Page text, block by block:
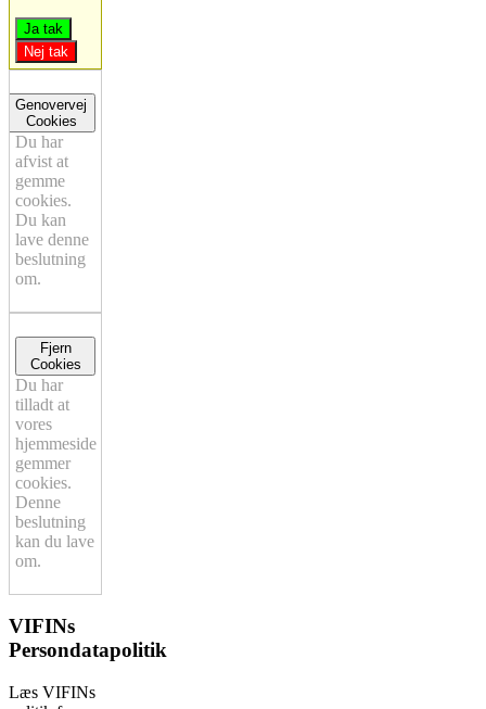
Ja tak
Nej tak
Genovervej
Cookies
Du har
afvist at
gemme
cookies.
Du kan
lave denne
beslutning
om.
Fjern
Cookies
Du har
tilladt at
vores
hjemmeside
gemmer
cookies.
Denne
beslutning
kan du lave
om.
VIFINs
Persondatapolitik
Læs VIFINs